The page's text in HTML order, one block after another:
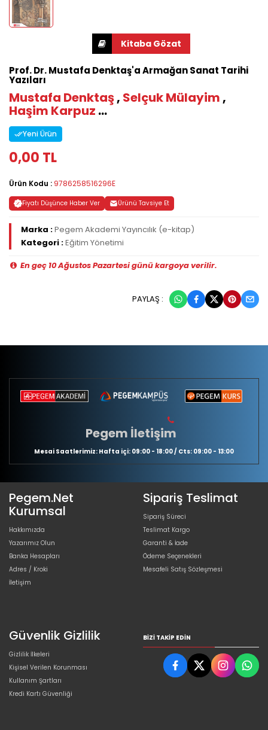
Prof. Dr. Mustafa Denktaş'a Armağan Sanat Tarihi
Yazıları
Mustafa Denktaş, Selçuk Mülayim ,
Haşim Karpuz ...
Yeni Ürün
0,00 TL
Ürün Kodu : 9786258516296E
Fiyatı Düşünce Haber Ver Ürünü Tavsiye Et
Marka :Pegem Akademi Yayıncılık (e-kitap)
Kategori :Eğitim Yönetimi
En geç 10 Ağustos Pazartesi günü kargoya verilir.
PAYLAŞ :
Pegem İletişim
Mesai Saatlerimiz: Hafta içi: 09:00 - 18:00 / Cts: 09:00 - 13:00
Pegem.Net
Kurumsal
Hakkımızda
Yazarımız Olun
Banka Hesapları
Adres / Kroki
İletişim
Sipariş Teslimat
Sipariş Süreci
Teslimat Kargo
Garanti & İade
Ödeme Seçenekleri
Mesafeli Satış Sözleşmesi
Güvenlik Gizlilik
Gizlilik İlkeleri
Kişisel Verilen Korunması
Kullanım Şartları
Kredi Kartı Güvenliği
BIZI TAKIP EDIN